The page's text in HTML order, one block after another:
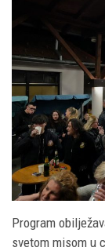
Program
svetom misom u